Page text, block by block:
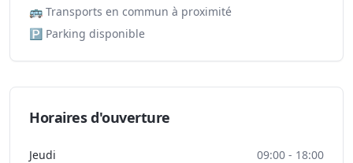
🚌 Transports en commun à proximité
🅿️ Parking disponible
Horaires d'ouverture
Jeudi
09:00 - 18:00